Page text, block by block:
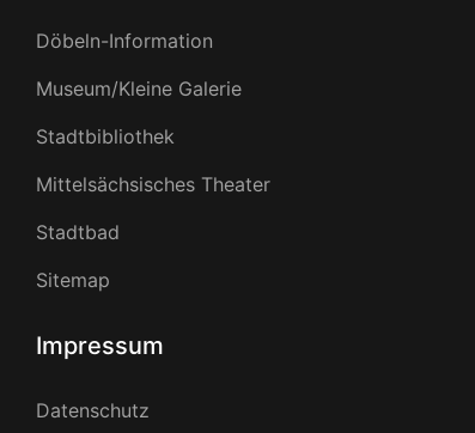
Döbeln-Information
Museum/Kleine Galerie
Stadtbibliothek
Mittelsächsisches Theater
Stadtbad
Sitemap
Impressum
Datenschutz